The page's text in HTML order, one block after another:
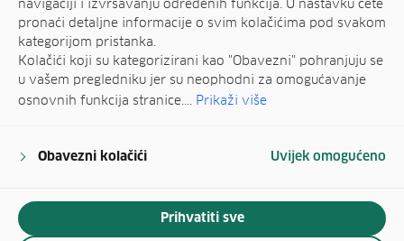
navigaciji i izvršavanju određenih funkcija. U nastavku ćete
pronaći detaljne informacije o svim kolačićima pod svakom
kategorijom pristanka.
Kolačići koji su kategorizirani kao "Obavezni" pohranjuju se
u vašem pregledniku jer su neophodni za omogućavanje
osnovnih funkcija stranice.... Prikaži više
Obavezni kolačići Uvijek omogućeno
Prihvatiti sve